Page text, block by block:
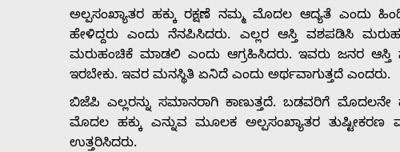
ಅಲ್ಪಸಂಖ್ಯಾತರ ಹಕ್ಕು ರಕ್ಷಣೆ ನಮ್ಮ ಮೊದಲ ಆದ್ಯತೆ
ಹೇಳಿದ್ದರು ಎಂದು ನೆನಪಿಸಿದರು. ಎಲ್ಲರ ಆಸ್ತಿ ವಶಪಡಿಸಿ
ಮರುಹಂಚಿಕೆ ಮಾಡಲಿ ಎಂದು ಆಗ್ರಹಿಸಿದರು. ಇವರು ಜನರ ಆಸ್ತಿ
ಇರಬೇಕು. ಇವರ ಮನಸ್ಥಿತಿ ಏನಿದೆ ಎಂದು ಅರ್ಥವಾಗುತ್ತದೆ ಎಂದರು.
ಬಿಜೆಪಿ ಎಲ್ಲರನ್ನು ಸಮಾನರಾಗಿ ಕಾಣುತ್ತದೆ. ಬಡವರಿಗೆ ಮೊದಲನೇ
ಮೊದಲ ಹಕ್ಕು ಎನ್ನುವ ಮೂಲಕ ಅಲ್ಪಸಂಖ್ಯಾತರ
ಉತ್ತರಿಸಿದರು.